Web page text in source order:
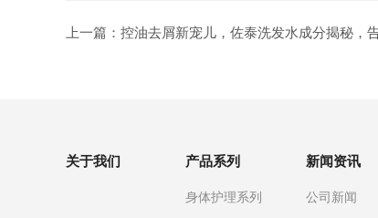
上一篇： 控油去屑新宠儿，佐泰洗发水成分揭秘，告别油头烦
关于我们 产品系列
身体护理系列
新闻资讯
公司新闻